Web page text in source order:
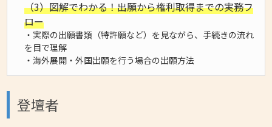
（3）図解でわかる！出願から権利取得までの実務フ
ロー
・実際の出願書類（特許願など）を見ながら、手続きの流れ
を目で理解
・海外展開・外国出願を行う場合の出願方法
登壇者